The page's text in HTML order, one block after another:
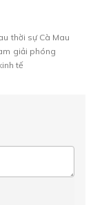
thời sự Cà Mau
giải phóng
tế